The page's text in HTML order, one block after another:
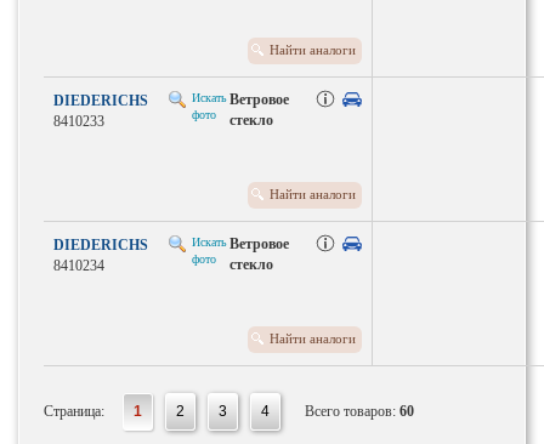
Найти аналоги
DIEDERICHS
8410233
Искать
фото
Ветровое
стекло
Найти аналоги
DIEDERICHS
8410234
Искать
фото
Ветровое
стекло
Найти аналоги
Страница: 1 2 3 4 Всего товаров: 60